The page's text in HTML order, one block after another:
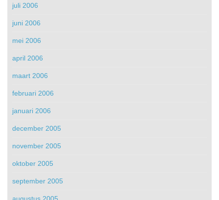
juli 2006
juni 2006
mei 2006
april 2006
maart 2006
februari 2006
januari 2006
december 2005
november 2005
oktober 2005
september 2005